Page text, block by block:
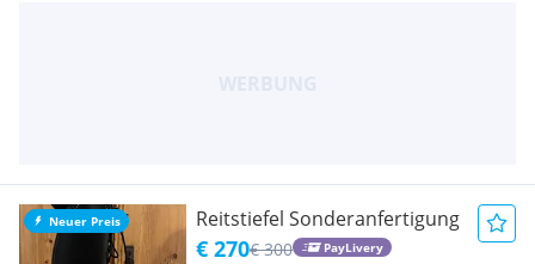
Neuer Preis Reitstiefel Sonderanfertigung
€ 270€ 300 PayLivery